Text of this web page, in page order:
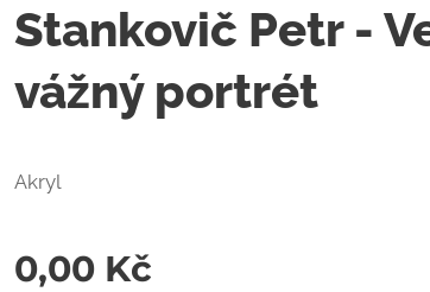
Stankovič Petr -
vážný portrét
Akryl
0,00 Kč